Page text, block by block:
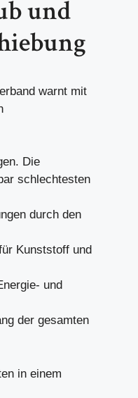
und
warnt mit
Die
schlechtesten
durch den
Kunststoff und
und
der gesamten
in einem